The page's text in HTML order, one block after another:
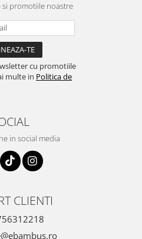
si promotiile noastre
cu promotiile
multe in Politica de
in social media
CLIENTI